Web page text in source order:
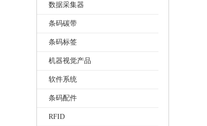
数据采集器
条码碳带
条码标签
机器视觉产品
软件系统
条码配件
RFID